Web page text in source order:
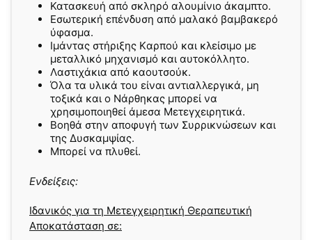
Κατασκευή από σκληρό αλουμίνιο άκαμπτο.
Εσωτερική επένδυση από μαλακό βαμβακερό
ύφασμα.
Ιμάντας στήριξης Kαρπού και κλείσιμο με
μεταλλικό μηχανισμό και αυτοκόλλητο.
Λαστιχάκια από καουτσούκ.
Όλα τα υλικά του είναι αντιαλλεργικά, μη
τοξικά και ο Nάρθηκας μπορεί να
χρησιμοποιηθεί άμεσα Μετεγχειρητικά.
Βοηθά στην αποφυγή των Συρρικνώσεων και
της Δυσκαμψίας.
Μπορεί να πλυθεί.
Ενδείξεις:
Ιδανικός για τη Μετεγχειρητική Θεραπευτική
Αποκατάσταση σε: